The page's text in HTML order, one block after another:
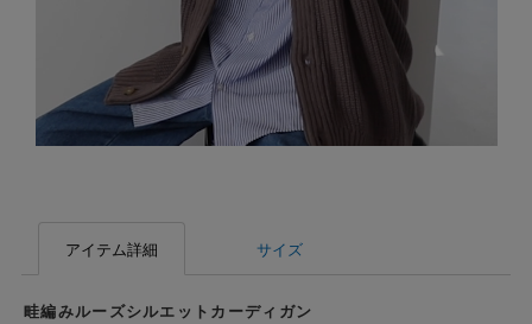
アイテム詳細 サイズ
畦編みルーズシルエットカーディガン